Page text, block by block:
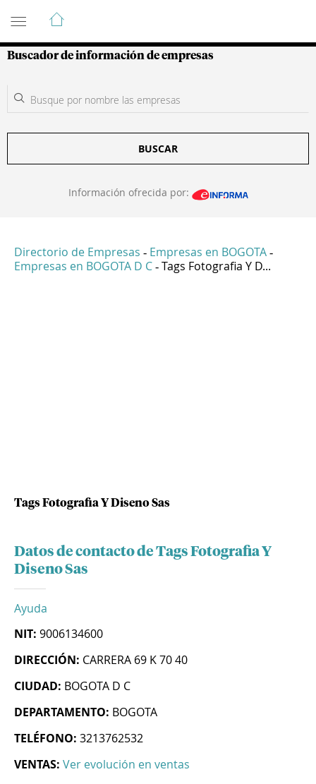
Guía de Empresas Colombianas
Buscador de información de empresas
BUSCAR
Información ofrecida por:
Directorio de Empresas - Empresas en BOGOTA -
Empresas en BOGOTA D C - Tags Fotografia Y D...
Tags Fotografia Y Diseno Sas
Datos de contacto de Tags Fotografia Y
Diseno Sas
Ayuda
NIT: 9006134600
DIRECCIÓN: CARRERA 69 K 70 40
CIUDAD: BOGOTA D C
DEPARTAMENTO: BOGOTA
TELÉFONO: 3213762532
VENTAS: Ver evolución en ventas